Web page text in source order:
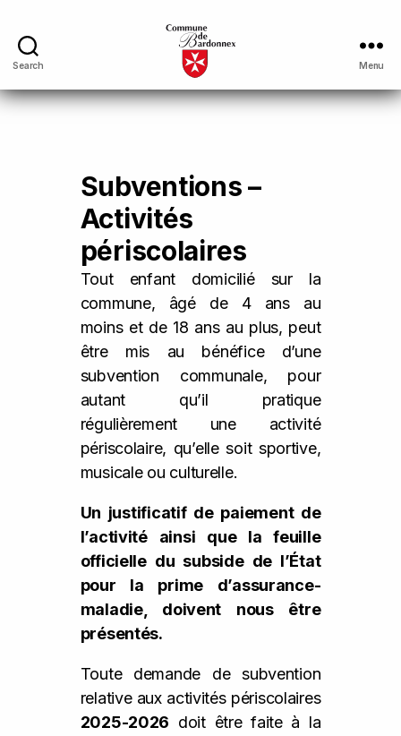
Search Menu
Subventions –
Activités
périscolaires
Tout enfant domicilié sur la
commune, âgé de 4 ans au
moins et de 18 ans au plus, peut
être mis au bénéfice d’une
subvention communale, pour
autant qu’il pratique
régulièrement une activité
périscolaire, qu’elle soit sportive,
musicale ou culturelle.
Un justificatif de paiement de
l’activité ainsi que la feuille
officielle du subside de l’État
pour la prime d’assurance-
maladie, doivent nous être
présentés.
Toute demande de subvention
relative aux activités périscolaires
2025-2026 doit être faite à la